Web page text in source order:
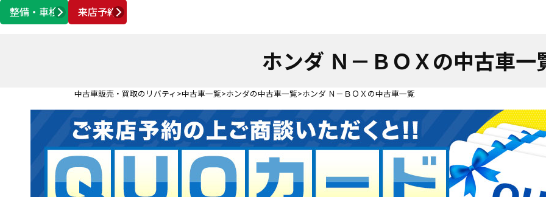
整備・車検
来店予約
営業時間 AM10:00 ～ PM6:00
ホンダ Ｎ－ＢＯＸの中古車一
中古車販売・買取のリバティ 中古車一覧 ホンダの中古車一覧 ホンダ Ｎ－ＢＯＸの中古車一覧